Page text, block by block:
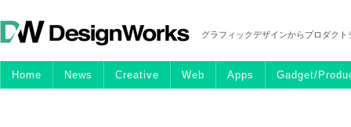
グラフィックデザインからプロダク
Home News Creative Web Apps Gadget/